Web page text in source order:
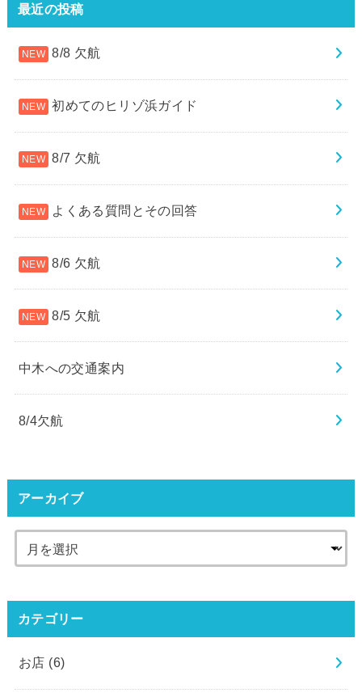
最近の投稿
8/8 欠航
初めてのヒリゾ浜ガイド
8/7 欠航
よくある質問とその回答
8/6 欠航
8/5 欠航
中木への交通案内
8/4欠航
アーカイブ
カテゴリー
お店 (6)